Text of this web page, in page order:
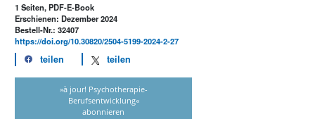
1 Seiten, PDF-E-Book
Erschienen: Dezember 2024
Bestell-Nr.: 32407
https://doi.org/10.30820/2504-5199-2024-2-27
teilen teilen
»à jour! Psychotherapie-
Berufsentwicklung«
abonnieren